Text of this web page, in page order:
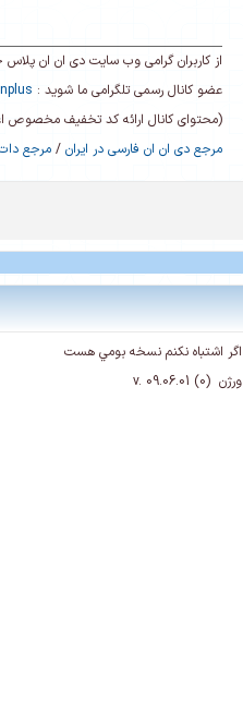
از کاربران گرامی وب سایت دی ان ان
عضو کانال رسمی تلگرامی ما شوید :
(محتوای کانال ارائه کد تخفیف مخصوص
مرجع دی ان ان فارسی در ایران / مرجع
اگر اشتباه نکنم نسخه بومي هست
ورژن v. 09.06.01 (0)